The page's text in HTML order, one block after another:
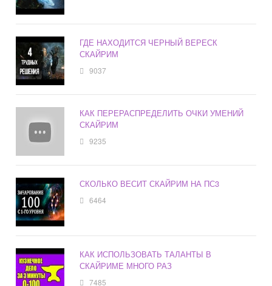
ГДЕ НАХОДИТСЯ ЧЕРНЫЙ ВЕРЕСК
СКАЙРИМ
9037
КАК ПЕРЕРАСПРЕДЕЛИТЬ ОЧКИ УМЕНИЙ
СКАЙРИМ
9235
СКОЛЬКО ВЕСИТ СКАЙРИМ НА ПС3
6464
КАК ИСПОЛЬЗОВАТЬ ТАЛАНТЫ В
СКАЙРИМЕ МНОГО РАЗ
7485